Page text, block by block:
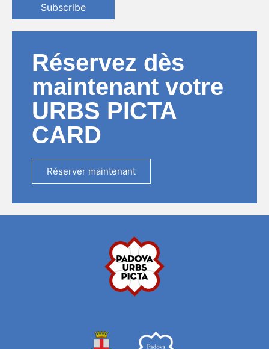
Subscribe
Réservez dès
maintenant votre
URBS PICTA
CARD
Réserver maintenant